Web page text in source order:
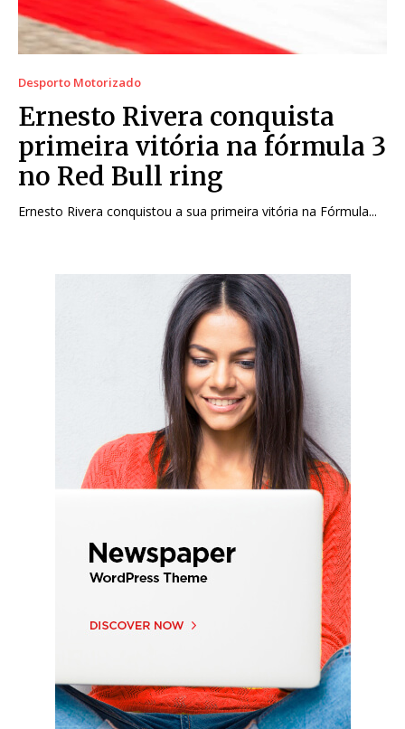
Desporto Motorizado
Ernesto Rivera conquista
primeira vitória na fórmula 3
no Red Bull ring
Ernesto Rivera conquistou a sua primeira vitória na Fórmula...